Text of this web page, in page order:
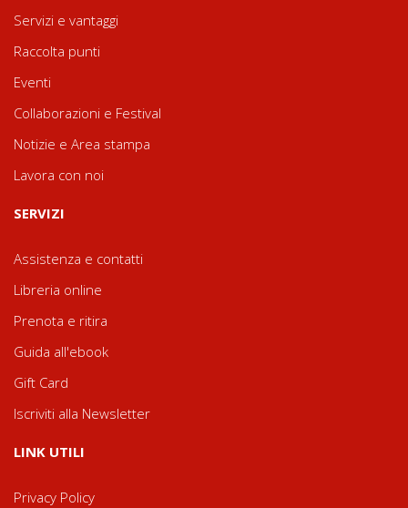
Servizi e vantaggi
Raccolta punti
Eventi
Collaborazioni e Festival
Notizie e Area stampa
Lavora con noi
SERVIZI
Assistenza e contatti
Libreria online
Prenota e ritira
Guida all'ebook
Gift Card
Iscriviti alla Newsletter
LINK UTILI
Privacy Policy